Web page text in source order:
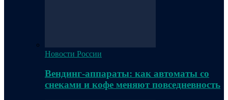
Новости России
Вендинг-аппараты: как автоматы со
снеками и кофе меняют повседневность